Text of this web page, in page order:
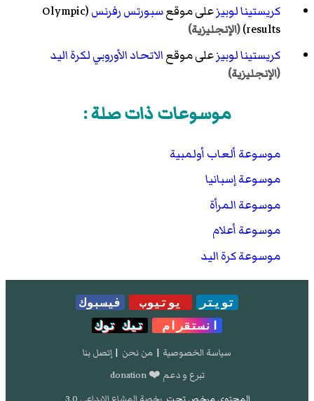
كريستينا لوبيزعلى موقعسبورتس رفرنس (Olympic
results) (الإنجليزية)
كريستينا لوبيزعلى موقعالاتحاد الأوروبي لكرة اليد
(الإنجليزية)
موسوعات ذات صلة :
موسوعة ألعاب أولمبية
موسوعة إسبانيا
موسوعة المرأة
موسوعة أعلام
موسوعة كرة اليد
تويتر يوتيوب
فيسبوك
انستقرام
تيك توك
سياسة الخصوصية | من نحن | إتصل بنا
تبرع و دعم ❤️ donation